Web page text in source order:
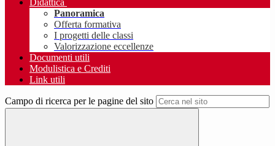
Didattica
Panoramica
Offerta formativa
I progetti delle classi
Valorizzazione eccellenze
Documenti utili
Modulistica e Crediti
Link utili
Campo di ricerca per le pagine del sito